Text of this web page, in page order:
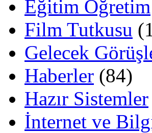
Eğitim Öğretim
Film Tutkusu
Gelecek
Haberler (84)
Hazır Sistemler
İnternet ve